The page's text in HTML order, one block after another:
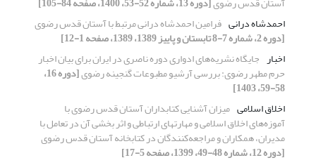
احمدشاه درانی فرامین احمدشاه درانی مرتبط با آستان قدس رضوی
[دوره 2، شماره 7-8 تابستان و پاییز 1389، 1389، صفحه 1-12]
اخبار جایگاه نشریه‌های ادواری دوره ناصری در ایران برای بیان اخبار
حرم مطهر رضوی: بررسی آرشیو مطبوعات گنجینه رضوی [دوره 16،
58-59، 1403]
اخلاق اسلامی میزان آشنایی کتابداران آستان قدس رضوی با
آموزه‌های اخلاق اسلامی و مهارتهای ارتباطی و اثر بخشی آن در تعامل با
مدیران، همکاران و مراجعه‌کنندگان در کتابخانه آستان قدس رضوی
[دوره 12، شماره 48-49، 1399، صفحه 5-17]